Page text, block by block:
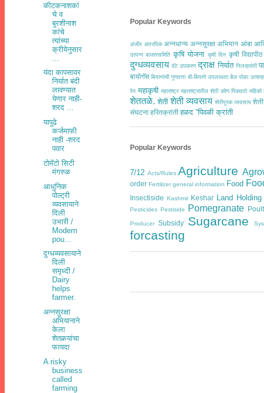
Popular Keywords
अंजीर अंतरपिक अन्नधान्य अन्नसुरक्षा अभियान आंबा
उत्पन्न बाजारसमिति कृषि योजना कृषी दिन कृषी विद्यापीठ
दुग्धव्यवसाय दॅट उपकरण द्राक्ष निर्यात निलक्रांती
बायोगॅस बियाणांची गुणवत्ता बी-बियाणे उपलब्धता बैल पोळा
रेन महाकृषी महाराष्ट्र महाराष्ट्रातील शेती कोण पिकवतो महिको
शेततळे. शेती शेती व्यवसाय शेतीपूरक व्यवसाय
संघटना हरितक्रांती हळद “पिवळी क्रांती
Popular Keywords
7/12 Acts/Rules Agriculture
order Fertilizer general information Food
Insectiside Kashmir Keshar Land Holding
Pesticides Pestiside Pomegranate
Producer Subsidy Sugarcane
forcasting
कीटकनाशकां
चे व
बुरशीनाश
कांचे
त्यांच्या
क्रीयेनुसार
यंदा कापसावर
निर्यात बंदी
लावण्यात
येणार नाही-
शरद ...
यापुढे
कर्जमाफी
नाही -शरद
पवार
टोमॅटो सिटी
मंगरुळ
आधुनिक
पोल्ट्री
व्यवसायाने
दिली
उभारी /
Modern
pou...
दुग्धव्यवसायाने
दिली
समृध्दी /
Dairy
helps
farmer.
अन्नसुरक्षा
अभियानाने
केला
शेतकर्‍यांचा
फायदा
A risky
business
called
farming